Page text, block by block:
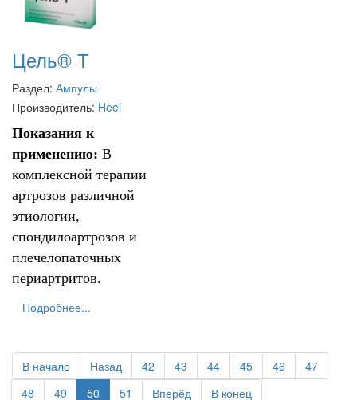
Цель® Т
Раздел: Ампулы
Производитель: Heel
Показания к
применению: В
комплексной терапии
артрозов различной
этиологии,
спондилоартрозов и
плечелопаточных
периартритов.
Подробнее...
В начало Назад 42 43 44 45 46
47
48
49 50 51 Вперёд В конец